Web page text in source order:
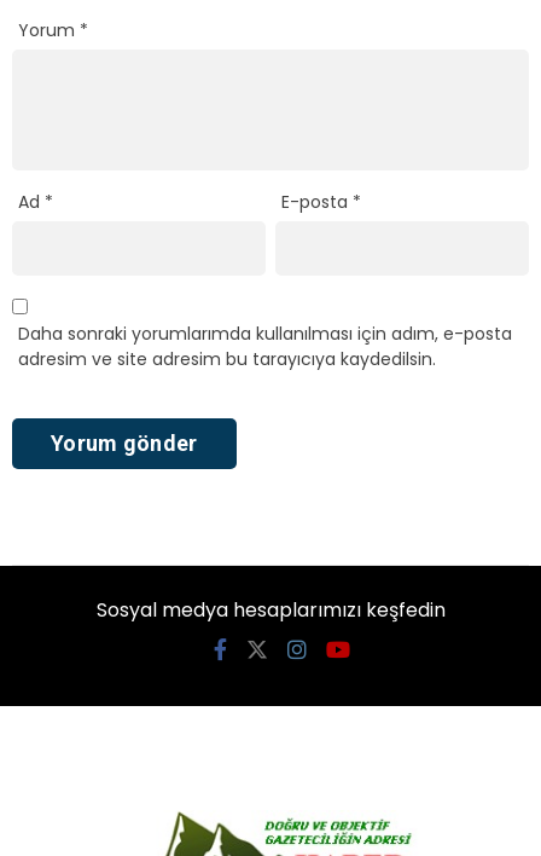
Yorum *
Ad * E-posta *
Daha sonraki yorumlarımda kullanılması için adım, e-posta
adresim ve site adresim bu tarayıcıya kaydedilsin.
Sosyal medya hesaplarımızı keşfedin